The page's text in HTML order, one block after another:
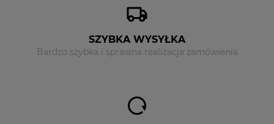
SZYBKA WYSYŁKA
Bardzo szybka i sprawna realizacja zamówienia